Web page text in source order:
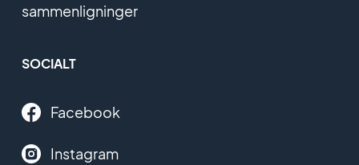
sammenligninger
SOCIALT
Facebook
Instagram